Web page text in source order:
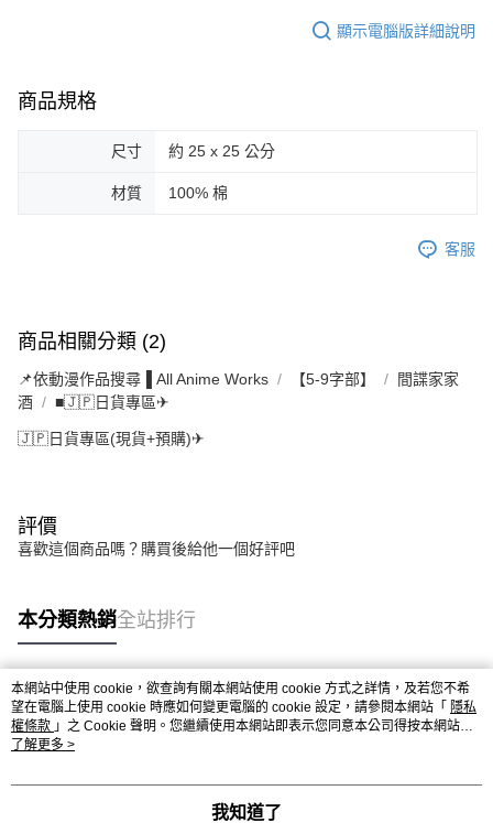
顯示電腦版詳細說明
商品規格
尺寸 約 25 x 25 公分
材質 100% 棉
客服
商品相關分類 (2)
📌依動漫作品搜尋▐ All Anime Works 【5-9字部】
間諜家家
酒
■🇯🇵日貨專區✈
🇯🇵日貨專區(現貨+預購)✈
評價
喜歡這個商品嗎？購買後給他一個好評吧
本分類熱銷全站排行
熱門標籤
本網站中使用 cookie，欲查詢有關本網站使用 cookie 方式之詳情，及若您不希
望在電腦上使用 cookie 時應如何變更電腦的 cookie 設定，請參閱本網站「 隱私
權條款 」之 Cookie 聲明。您繼續使用本網站即表示您同意本公司得按本網站使
用條款之 Cookie 聲明使用 cookie。
了解更多 >
我知道了